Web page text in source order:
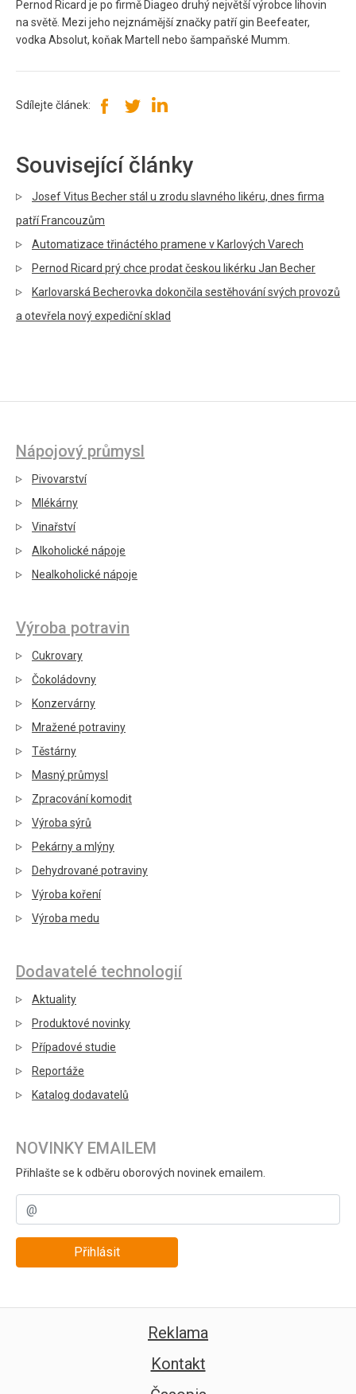
Pernod Ricard je po firmě Diageo druhý největší výrobce lihovin
na světě. Mezi jeho nejznámější značky patří gin Beefeater,
vodka Absolut, koňak Martell nebo šampaňské Mumm.
Sdílejte článek:
Související články
Josef Vitus Becher stál u zrodu slavného likéru, dnes firma
patří Francouzům
Automatizace třináctého pramene v Karlových Varech
Pernod Ricard prý chce prodat českou likérku Jan Becher
Karlovarská Becherovka dokončila sestěhování svých provozů
a otevřela nový expediční sklad
Nápojový průmysl
Pivovarství
Mlékárny
Vinařství
Alkoholické nápoje
Nealkoholické nápoje
Výroba potravin
Cukrovary
Čokoládovny
Konzervárny
Mražené potraviny
Těstárny
Masný průmysl
Zpracování komodit
Výroba sýrů
Pekárny a mlýny
Dehydrované potraviny
Výroba koření
Výroba medu
Dodavatelé technologií
Aktuality
Produktové novinky
Případové studie
Reportáže
Katalog dodavatelů
NOVINKY EMAILEM
Přihlašte se k odběru oborových novinek emailem.
Přihlásit
Reklama
Kontakt